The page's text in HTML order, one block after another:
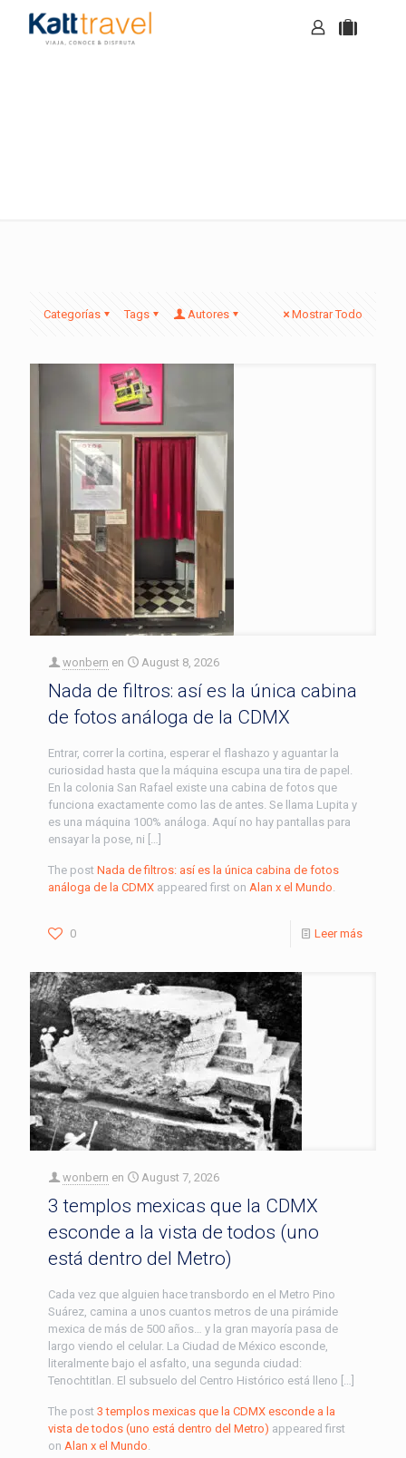
Categorías Tags Autores Mostrar Todo
wonbern en August 8, 2026
Nada de filtros: así es la única cabina
de fotos análoga de la CDMX
Entrar, correr la cortina, esperar el flashazo y aguantar la
curiosidad hasta que la máquina escupa una tira de papel.
En la colonia San Rafael existe una cabina de fotos que
funciona exactamente como las de antes. Se llama Lupita y
es una máquina 100% análoga. Aquí no hay pantallas para
ensayar la pose, ni […]
The post Nada de filtros: así es la única cabina de fotos
análoga de la CDMX appeared first on Alan x el Mundo.
0 Leer más
wonbern en August 7, 2026
3 templos mexicas que la CDMX
esconde a la vista de todos (uno
está dentro del Metro)
Cada vez que alguien hace transbordo en el Metro Pino
Suárez, camina a unos cuantos metros de una pirámide
mexica de más de 500 años… y la gran mayoría pasa de
largo viendo el celular. La Ciudad de México esconde,
literalmente bajo el asfalto, una segunda ciudad:
Tenochtitlan. El subsuelo del Centro Histórico está lleno […]
The post 3 templos mexicas que la CDMX esconde a la
vista de todos (uno está dentro del Metro) appeared first
on Alan x el Mundo.